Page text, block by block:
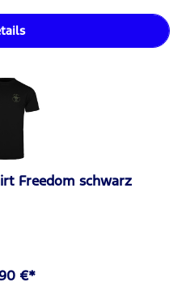
Freedom schwarz
€*